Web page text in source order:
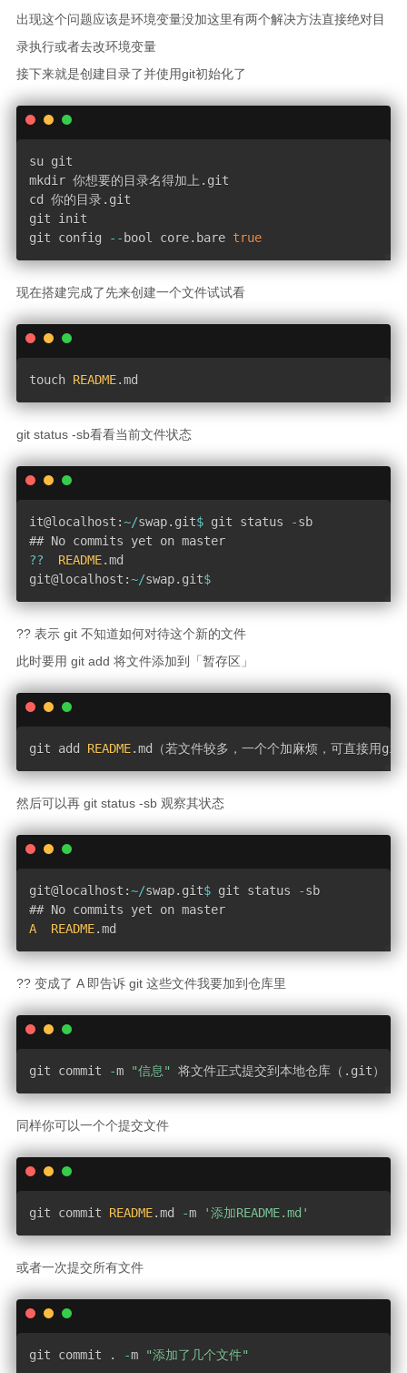
出现这个问题应该是环境变量没加这里有两个解决方法直接绝对目
录执行或者去改环境变量
接下来就是创建目录了并使用git初始化了
su git
mkdir 你想要的目录名得加上 . git
cd 你的目录. git
git init
git config
--bool core. bare true
现在搭建完成了先来创建一个文件试试看
touch README.md
git status -sb看看当前文件状态
it@localhost :~/swap. git$ git status -sb
## No commits yet on master
?? README.md
git@localhost :~/swap. git$
?? 表示 git 不知道如何对待这个新的文件
此时要用 git add 将文件添加到「暂存区」
git add README.md（若文件较多，一个个加麻烦，可直接用
然后可以再 git status -sb 观察其状态
git@localhost :~/swap. git$ git status -sb
## No commits yet on master
A
README.md
?? 变成了 A 即告诉 git 这些文件我要加到仓库里
git commit -m "信息" 将文件正式提交到本地仓库（ . git）
同样你可以一个个提交文件
git commit README.md -m '添加README.md'
或者一次提交所有文件
git commit . -m "添加了几个文件"